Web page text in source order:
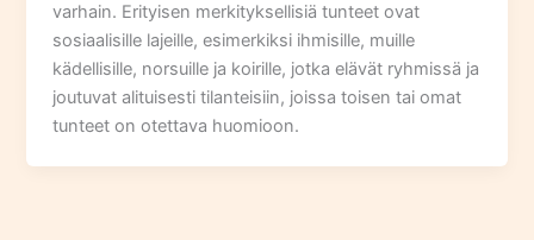
varhain. Erityisen merkityksellisiä tunteet ovat
sosiaalisille lajeille, esimerkiksi ihmisille, muille
kädellisille, norsuille ja koirille, jotka elävät ryhmissä ja
joutuvat alituisesti tilanteisiin, joissa toisen tai omat
tunteet on otettava huomioon.